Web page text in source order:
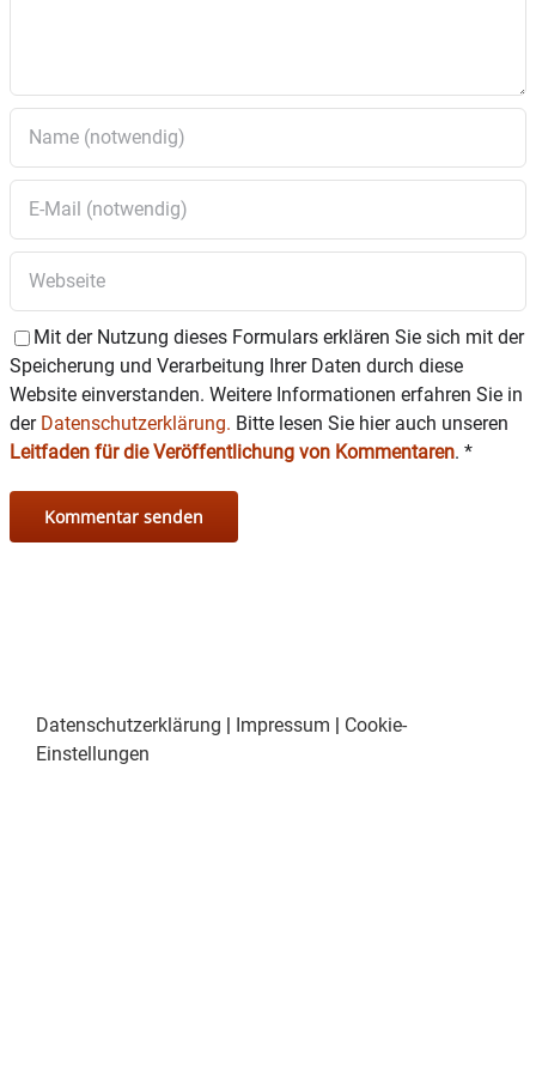
beiden geknechteten Onkel. Doch gegen die geballte Macht der
drei Schwestern kommen letztlich alle drei Männer nicht an. Als
Franz auch noch den Bürgermeisterposten an Traudl verliert, ist
das Maß voll.
Mit der Nutzung dieses Formulars erklären Sie sich mit der
Speicherung und Verarbeitung Ihrer Daten durch diese
Website einverstanden. Weitere Informationen erfahren Sie in
der Datenschutzerklärung. Bitte lesen Sie hier auch unseren
Leitfaden für die Veröffentlichung von Kommentaren. *
Datenschutzerklärung | Impressum | Cookie-
Einstellungen